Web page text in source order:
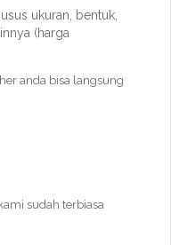
ukuran, bentuk,
(harga
anda bisa langsung
sudah terbiasa